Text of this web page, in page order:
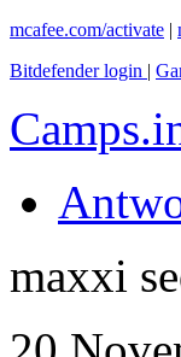
mcafee.com/activate |
Bitdefender login |
maxxi